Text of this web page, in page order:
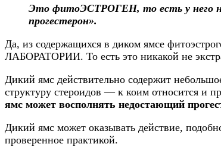
Это фитоЭСТРОГЕН, то есть у него
прогестерон».
Да, из содержащихся в диком ямсе
ЛАБОРАТОРИИ. То есть это никакой не
Дикий ямс действительно содержит
структуру стероидов — к коим относится и
ямс может восполнять недостающий
Дикий ямс может оказывать действие,
проверенное практикой.